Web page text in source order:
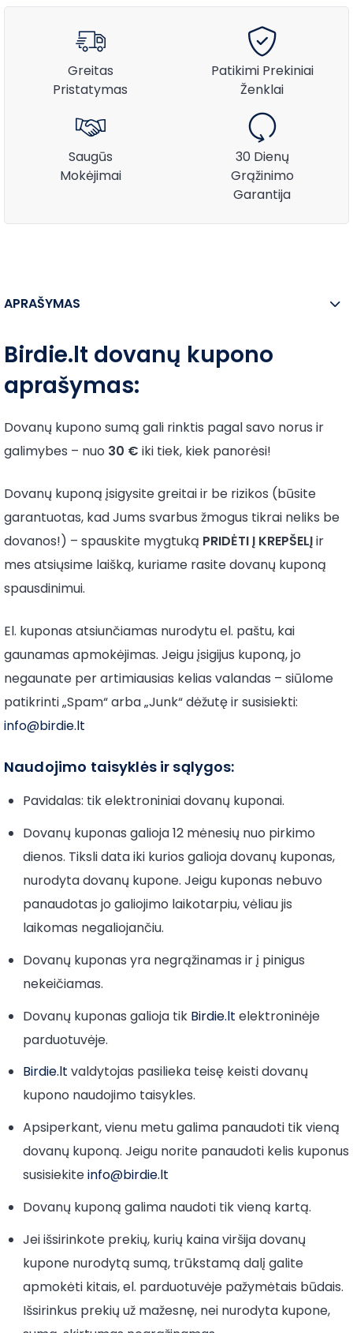
Greitas
Pristatymas
Patikimi Prekiniai
Ženklai
Saugūs
Mokėjimai
30 Dienų
Grąžinimo
Garantija
APRAŠYMAS
Birdie.lt dovanų kupono
aprašymas:
Dovanų kupono sumą gali rinktis pagal savo norus ir
galimybes – nuo 30 € iki tiek, kiek panorėsi!
Dovanų kuponą įsigysite greitai ir be rizikos (būsite
garantuotas, kad Jums svarbus žmogus tikrai neliks be
dovanos!) – spauskite mygtuką PRIDĖTI Į KREPŠELĮir
mes atsiųsime laišką, kuriame rasite dovanų kuponą
spausdinimui.
El. kuponas atsiunčiamas nurodytu el. paštu, kai
gaunamas apmokėjimas. Jeigu įsigijus kuponą, jo
negaunate per artimiausias kelias valandas – siūlome
patikrinti „Spam“ arba „Junk“ dėžutę ir susisiekti:
info@birdie.lt
Naudojimo taisyklės ir sąlygos:
Pavidalas: tik elektroniniai dovanų kuponai.
Dovanų kuponas galioja 12 mėnesių nuo pirkimo
dienos. Tiksli data iki kurios galioja dovanų kuponas,
nurodyta dovanų kupone. Jeigu kuponas nebuvo
panaudotas jo galiojimo laikotarpiu, vėliau jis
laikomas negaliojančiu.
Dovanų kuponas yra negrąžinamas ir į pinigus
nekeičiamas.
Dovanų kuponas galioja tik Birdie.lt elektroninėje
parduotuvėje.
Birdie.lt valdytojas pasilieka teisę keisti dovanų
kupono naudojimo taisykles.
Apsiperkant, vienu metu galima panaudoti tik vieną
dovanų kuponą. Jeigu norite panaudoti kelis kuponus
susisiekiteinfo@birdie.lt
Dovanų kuponą galima naudoti tik vieną kartą.
Jei išsirinkote prekių, kurių kaina viršija dovanų
kupone nurodytą sumą, trūkstamą dalį galite
apmokėti kitais, el. parduotuvėje pažymėtais būdais.
Išsirinkus prekių už mažesnę, nei nurodyta kupone,